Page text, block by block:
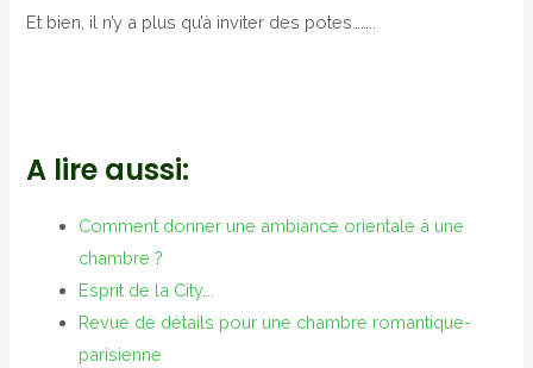
Et bien, il n’y a plus qu’à inviter des potes……..
A lire aussi:
Comment donner une ambiance orientale à une
chambre ?
Esprit de la City….
Revue de détails pour une chambre romantique-
parisienne